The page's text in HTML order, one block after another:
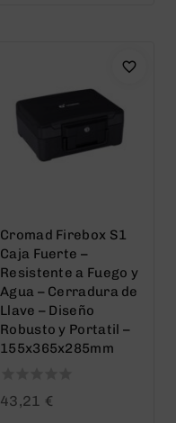
Cromad Firebox S1
Caja Fuerte –
Resistente a Fuego y
Agua – Cerradura de
Llave – Diseño
Robusto y Portatil –
155x365x285mm
0
43,21 €